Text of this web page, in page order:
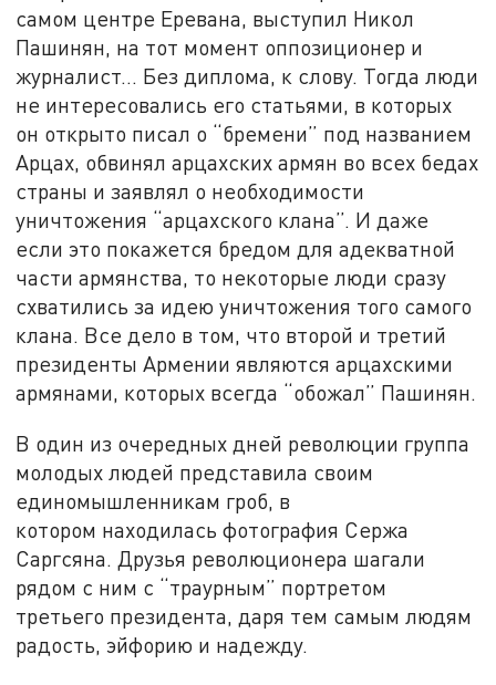
самом центре Еревана, выступил Никол
Пашинян, на тот момент оппозиционер и
журналист… Без диплома, к слову. Тогда люди
не интересовались его статьями, в которых
он открыто писал о “бремени” под названием
Арцах, обвинял арцахских армян во всех бедах
страны и заявлял о необходимости
уничтожения “арцахского клана”. И даже
если это покажется бредом для адекватной
части армянства, то некоторые люди сразу
схватились за идею уничтожения того самого
клана. Все дело в том, что второй и третий
президенты Армении являются арцахскими
армянами, которых всегда “обожал” Пашинян.
В один из очередных дней революции группа
молодых людей представила своим
единомышленникам гроб, в
котором находилась фотография Сержа
Саргсяна. Друзья революционера шагали
рядом с ним с “траурным” портретом
третьего президента, даря тем самым людям
радость, эйфорию и надежду.